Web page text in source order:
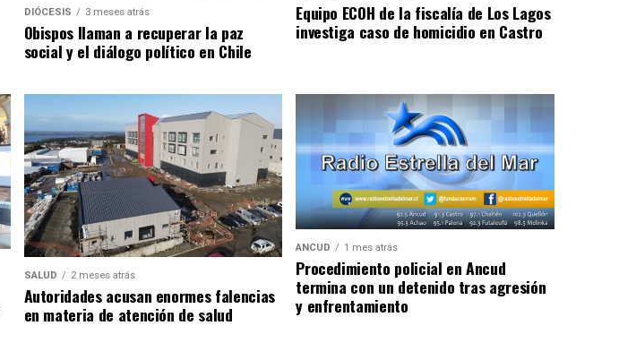
DIÓCESIS 3 meses atrás
Obispos llaman a recuperar la paz
social y el diálogo político en Chile
Equipo ECOH de la fiscalía de Los Lagos
investiga caso de homicidio en Castro
SALUD 2 meses atrás
Autoridades acusan enormes falencias
en materia de atención de salud
ANCUD 1 mes atrás
Procedimiento policial en Ancud
termina con un detenido tras agresión
y enfrentamiento